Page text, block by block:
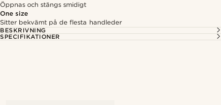
Öppnas och stängs smidigt
One size
Sitter bekvämt på de flesta handleder
BESKRIVNING
SPECIFIKATIONER